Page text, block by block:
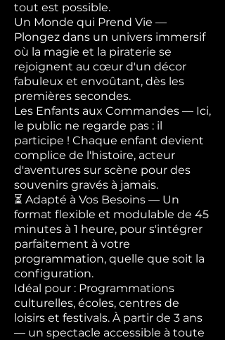
tout est possible.
Un Monde qui Prend Vie —
Plongez dans un univers immersif
où la magie et la piraterie se
rejoignent au cœur d'un décor
fabuleux et envoûtant, dès les
premières secondes.
Les Enfants aux Commandes — Ici,
le public ne regarde pas : il
participe ! Chaque enfant devient
complice de l'histoire, acteur
d'aventures sur scène pour des
souvenirs gravés à jamais.
⏳ Adapté à Vos Besoins — Un
format flexible et modulable de 45
minutes à 1 heure, pour s'intégrer
parfaitement à votre
programmation, quelle que soit la
configuration.
Idéal pour : Programmations
culturelles, écoles, centres de
loisirs et festivals. À partir de 3 ans
— un spectacle accessible à toute